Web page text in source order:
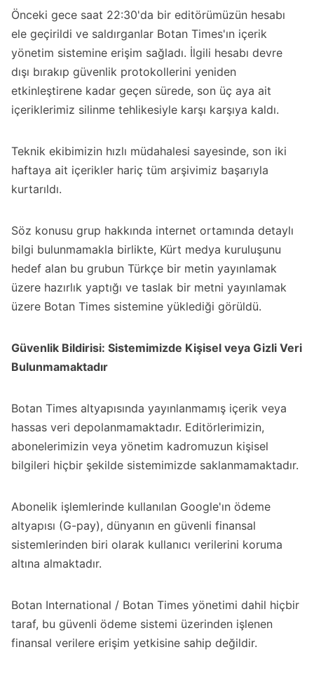
Önceki gece saat 22:30'da bir editörümüzün hesabı
ele geçirildi ve saldırganlar Botan Times'ın içerik
yönetim sistemine erişim sağladı. İlgili hesabı devre
dışı bırakıp güvenlik protokollerini yeniden
etkinleştirene kadar geçen sürede, son üç aya ait
içeriklerimiz silinme tehlikesiyle karşı karşıya kaldı.
Teknik ekibimizin hızlı müdahalesi sayesinde, son iki
haftaya ait içerikler hariç tüm arşivimiz başarıyla
kurtarıldı.
Söz konusu grup hakkında internet ortamında detaylı
bilgi bulunmamakla birlikte, Kürt medya kuruluşunu
hedef alan bu grubun Türkçe bir metin yayınlamak
üzere hazırlık yaptığı ve taslak bir metni yayınlamak
üzere Botan Times sistemine yüklediği görüldü.
Güvenlik Bildirisi: Sistemimizde Kişisel veya Gizli Veri
Bulunmamaktadır
Botan Times altyapısında yayınlanmamış içerik veya
hassas veri depolanmamaktadır. Editörlerimizin,
abonelerimizin veya yönetim kadromuzun kişisel
bilgileri hiçbir şekilde sistemimizde saklanmamaktadır.
Abonelik işlemlerinde kullanılan Google'ın ödeme
altyapısı (G-pay), dünyanın en güvenli finansal
sistemlerinden biri olarak kullanıcı verilerini koruma
altına almaktadır.
Botan International / Botan Times yönetimi dahil hiçbir
taraf, bu güvenli ödeme sistemi üzerinden işlenen
finansal verilere erişim yetkisine sahip değildir.